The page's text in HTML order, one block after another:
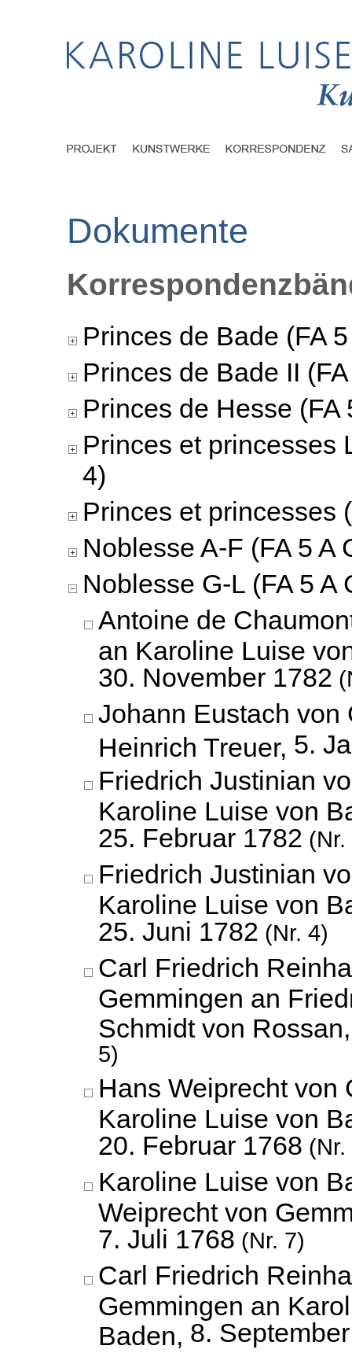
Dokumente
Princes de Bade (FA
Princes de Bade II
Princes de Hesse (FA
Princes et princesses
4)
Princes et princesses
Noblesse A-F (FA 5 A
Noblesse G-L (FA 5 A
Antoine de
an Karoline Luise
30. November 1782
Johann Eustach von
Heinrich Treuer, 5.
Friedrich Justinian
Karoline Luise von
25. Februar 1782 (Nr.
Friedrich Justinian
Karoline Luise von
25. Juni 1782 (Nr. 4)
Carl Friedrich
Gemmingen an
Schmidt von
5)
Hans Weiprecht von
Karoline Luise von
20. Februar 1768 (Nr.
Karoline Luise von
Weiprecht von
7. Juli 1768 (Nr. 7)
Carl Friedrich
Gemmingen an
Baden, 8.